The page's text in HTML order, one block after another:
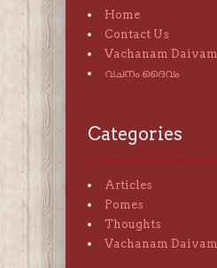
Home
Contact Us
Vachanam Daivam
വചനം ദൈവം
Categories
Articles
Pomes
Thoughts
Vachanam Daivam